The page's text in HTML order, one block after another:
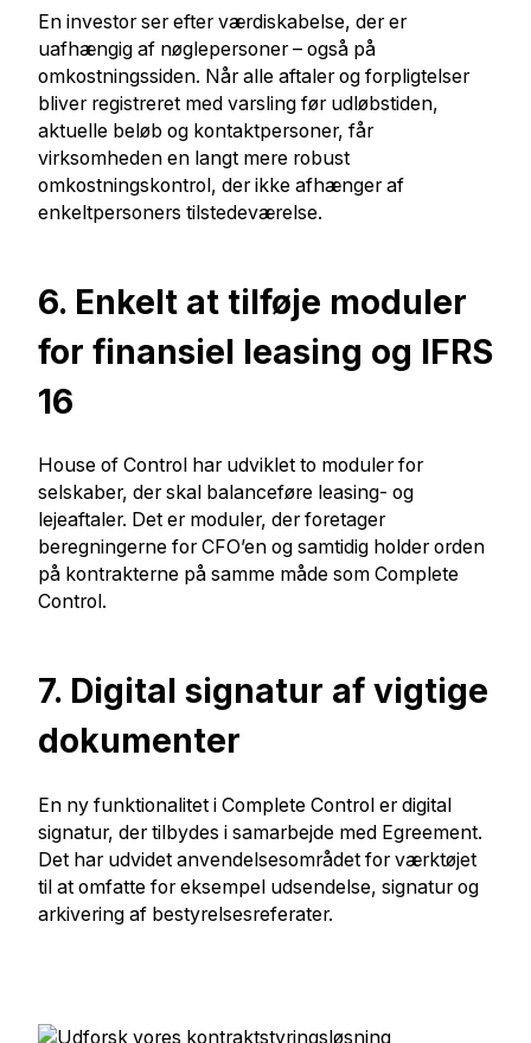
En investor ser efter værdiskabelse, der er
uafhængig af nøglepersoner – også på
omkostningssiden. Når alle aftaler og forpligtelser
bliver registreret med varsling før udløbstiden,
aktuelle beløb og kontaktpersoner, får
virksomheden en langt mere robust
omkostningskontrol, der ikke afhænger af
enkeltpersoners tilstedeværelse.
6. Enkelt at tilføje moduler
for finansiel leasing og IFRS
16
House of Control har udviklet to moduler for
selskaber, der skal balanceføre leasing- og
lejeaftaler. Det er moduler, der foretager
beregningerne for CFO’en og samtidig holder orden
på kontrakterne på samme måde som Complete
Control.
7. Digital signatur af vigtige
dokumenter
En ny funktionalitet i Complete Control er digital
signatur, der tilbydes i samarbejde med Egreement.
Det har udvidet anvendelsesområdet for værktøjet
til at omfatte for eksempel udsendelse, signatur og
arkivering af bestyrelsesreferater.